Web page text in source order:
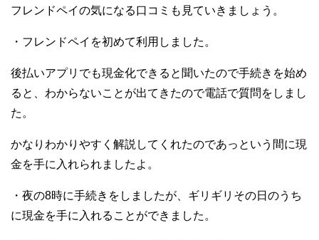
フレンドペイの気になる口コミも見ていきましょう。
・フレンドペイを初めて利用しました。
後払いアプリでも現金化できると聞いたので手続きを始め
ると、わからないことが出てきたので電話で質問をしまし
た。
かなりわかりやすく解説してくれたのであっという間に現
金を手に入れられましたよ。
・夜の8時に手続きをしましたが、ギリギリその日のうち
に現金を手に入れることができました。